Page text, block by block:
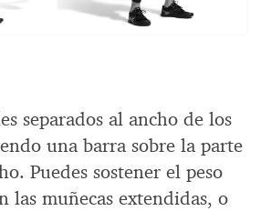
separados al ancho de los
una barra sobre la parte
Puedes sostener el peso
las muñecas extendidas, o